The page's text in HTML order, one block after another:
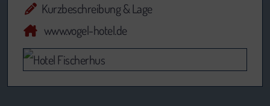
Kurzbeschreibung & Lage
www.vogel-hotel.de